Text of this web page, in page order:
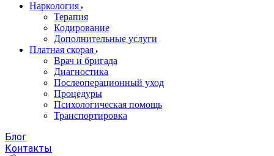
Наркология
Терапия
Кодирование
Дополнительные услуги
Платная скорая
Врач и бригада
Диагностика
Послеоперационный уход
Процедуры
Психологическая помощь
Транспортировка
Блог
Контакты